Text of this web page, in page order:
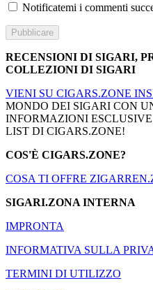
Notificatemi i commenti
RECENSIONI DI SIGARI,
COLLEZIONI DI SIGARI
VIENI SU CIGARS.ZONE
MONDO DEI SIGARI CON
INFORMAZIONI
LIST DI CIGARS.ZONE!
COS'È CIGARS.ZONE?
COSA TI OFFRE
SIGARI.ZONA INTERNA
IMPRONTA
INFORMATIVA SULLA
TERMINI DI UTILIZZO